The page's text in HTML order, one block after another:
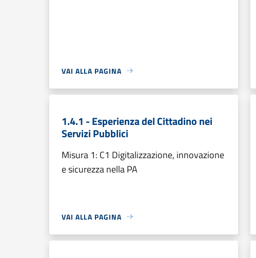
VAI ALLA PAGINA
1.4.1 - Esperienza del Cittadino nei
Servizi Pubblici
Misura 1: C1 Digitalizzazione, innovazione
e sicurezza nella PA
VAI ALLA PAGINA